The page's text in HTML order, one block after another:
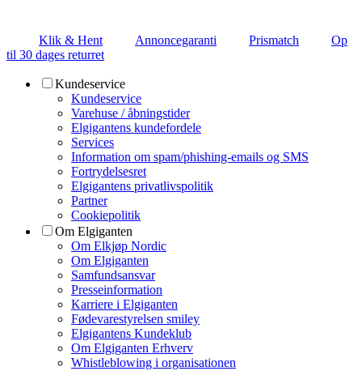
Klik & Hent Annoncegaranti Prismatch
Op
til 30 dages returret
Kundeservice
Kundeservice
Varehuse / åbningstider
Elgigantens kundefordele
Services
Information om spam/phishing-emails og SMS
Fortrydelsesret
Elgigantens privatlivspolitik
Partner
Cookiepolitik
Om Elgiganten
Om Elkjøp Nordic
Om Elgiganten
Samfundsansvar
Presseinformation
Karriere i Elgiganten
Fødevarestyrelsen smiley
Elgigantens Kundeklub
Om Elgiganten Erhverv
Whistleblowing i organisationen